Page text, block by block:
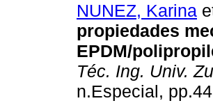
NUNEZ, Karina
propiedades
EPDM/
Téc. Ing. Univ.
n.Especial,